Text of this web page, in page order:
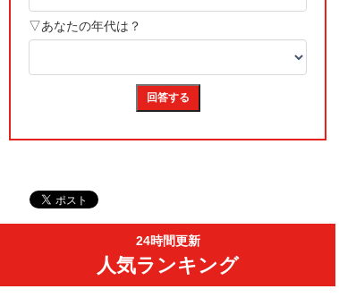
24時間更新
人気ランキング